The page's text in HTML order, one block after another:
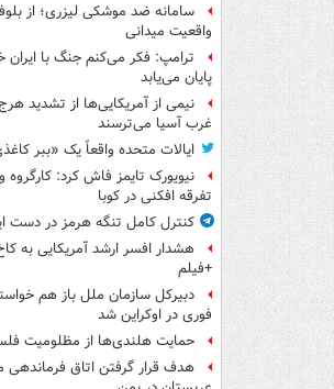
سامانه ضد موشکی لیزری؛ از
واقعیت میدانی
ترامپ: فکر می‌کنم جنگ با ایران
پایان می‌یابد
نیمی از آمریکایی‌ها از تشدید
غرب آسیا می‌ترسند
ایالات متحده واقعاً یک «ببر
نیویورک تایمز فاش کرد: کارگروه
تفرقه افکنی در کوبا
کنترل کامل تنگه هرمز در دست
هشدار افسر ارشد آمریکایی به
+فیلم
دبیرکل سازمان ملل باز هم
فوری در اوکراین شد
حمایت هلندی‌ها از مظلومیت
هدف قرار گرفتن اتاق‌ فرماندهی